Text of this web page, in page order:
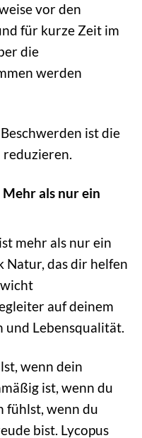
vor den
für kurze Zeit im
die
werden
ist die
reduzieren.
als nur ein
mehr als nur ein
Natur, das dir helfen
auf deinem
und Lebensqualität.
wenn dein
ist, wenn du
fühlst, wenn du
bist. Lycopus